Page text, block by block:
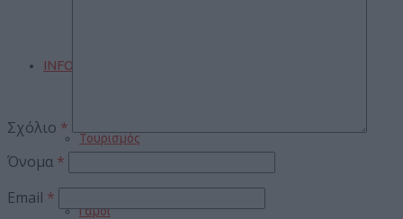
INFO
Τουρισμός
Γάμοι
Σχόλιο *
Όνομα *
Email *